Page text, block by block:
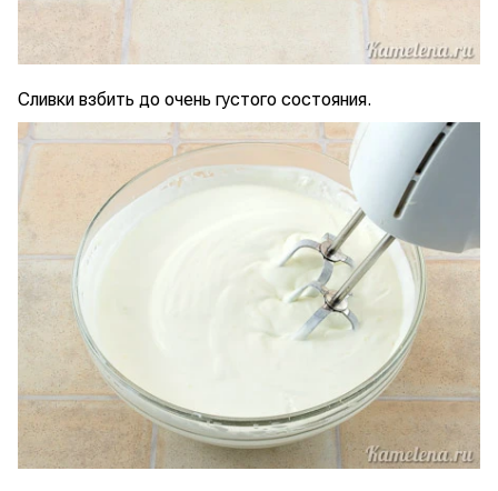
Сливки взбить до очень густого состояния.